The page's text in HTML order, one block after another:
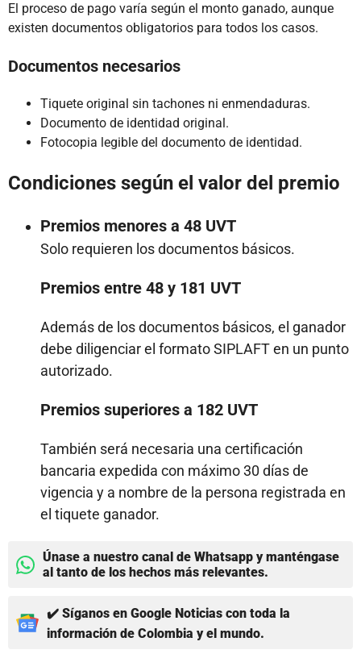
El proceso de pago varía según el monto ganado, aunque
existen documentos obligatorios para todos los casos.
Documentos necesarios
Tiquete original sin tachones ni enmendaduras.
Documento de identidad original.
Fotocopia legible del documento de identidad.
Condiciones según el valor del premio
Premios menores a 48 UVT
Solo requieren los documentos básicos.
Premios entre 48 y 181 UVT
Además de los documentos básicos, el ganador
debe diligenciar el formato SIPLAFT en un punto
autorizado.
Premios superiores a 182 UVT
También será necesaria una certificación
bancaria expedida con máximo 30 días de
vigencia y a nombre de la persona registrada en
el tiquete ganador.
Únase a nuestro canal de Whatsapp y manténgase
al tanto de los hechos más relevantes.
✔️ Síganos en Google Noticias con toda la
información de Colombia y el mundo.